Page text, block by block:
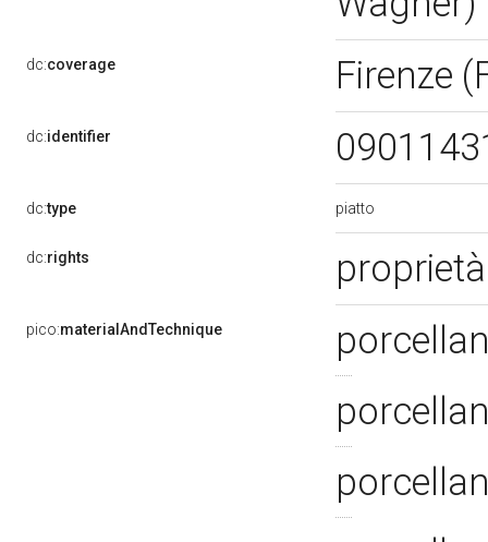
dc:coverage Firenze
dc:identifier
dc:type piatto
dc:rights
pico:materialAndTechnique